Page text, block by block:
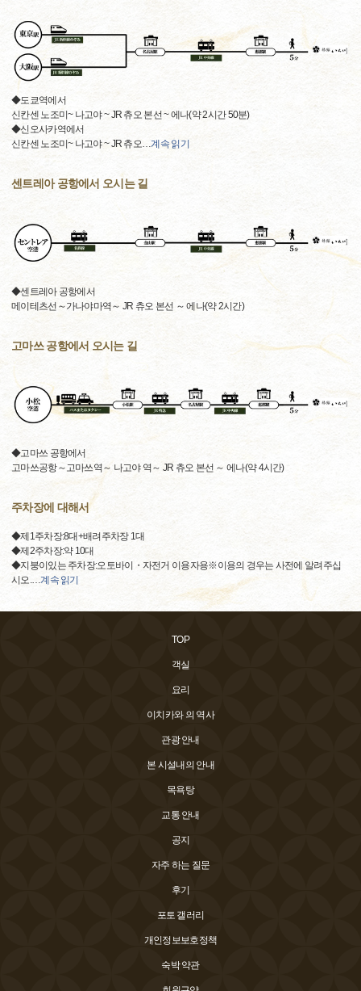
◆도쿄역에서
신칸센 노조미~ 나고야 ~ JR 츄오 본선 ~ 에나(약 2시간 50분)
◆신오사카역에서
신칸센 노조미~ 나고야 ~ JR 츄오…계속 읽기
센트레아 공항에서 오시는 길
◆센트레아 공항에서
메이테츠선～가나야마역～ JR 츄오 본선 ～ 에나(약 2시간)
고마쓰 공항에서 오시는 길
◆고마쓰 공항에서
고마쓰공항～고마쓰역～ 나고야 역～ JR 츄오 본선 ～ 에나(약 4시간)
주차장에 대해서
◆제1주차장:8대+배려주차장 1대
◆제2주차장:약 10대
◆지붕이있는 주차장:오토바이・자전거 이용자용※이용의 경우는 사전에 알려주십
시오.…계속 읽기
TOP
객실
요리
이치카와 의 역사
관광 안내
본 시설내의 안내
목욕탕
교통 안내
공지
자주 하는 질문
후기
포토 갤러리
개인정보보호정책
숙박 약관